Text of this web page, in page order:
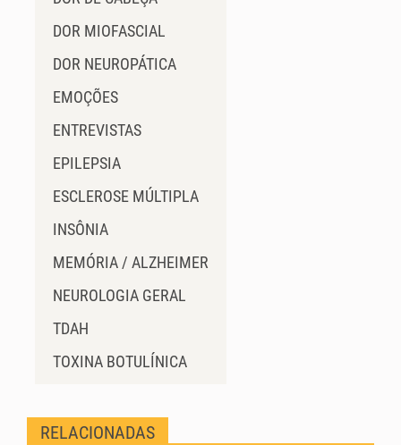
DOR MIOFASCIAL
DOR NEUROPÁTICA
EMOÇÕES
ENTREVISTAS
EPILEPSIA
ESCLEROSE MÚLTIPLA
INSÔNIA
MEMÓRIA / ALZHEIMER
NEUROLOGIA GERAL
TDAH
TOXINA BOTULÍNICA
RELACIONADAS